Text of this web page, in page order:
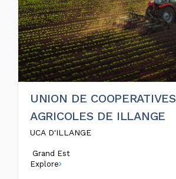
UNION DE COOPERATIVES
AGRICOLES DE ILLANGE
UCA D'ILLANGE
Grand Est
Explore